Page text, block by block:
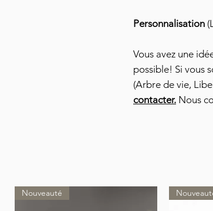
Personnalisation
Vous avez une
possible! Si vous
(Arbre de vie,
contacter. Nous
Nouveauté